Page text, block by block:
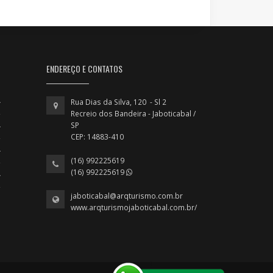
ENDEREÇO E CONTATOS
Rua Dias da Silva, 120 - Sl 2
Recreio dos Bandeira - Jaboticabal /
SP
CEP: 14883-410
(16) 992225619
(16) 992225619
jaboticabal@arqturismo.com.br
www.arqturismojaboticabal.com.br/